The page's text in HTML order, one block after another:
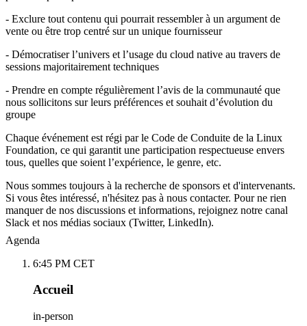
- Exclure tout contenu qui pourrait ressembler à un argument de
vente ou être trop centré sur un unique fournisseur
- Démocratiser l’univers et l’usage du cloud native au travers de
sessions majoritairement techniques
- Prendre en compte régulièrement l’avis de la communauté que
nous sollicitons sur leurs préférences et souhait d’évolution du
groupe
Chaque événement est régi par le Code de Conduite de la Linux
Foundation, ce qui garantit une participation respectueuse envers
tous, quelles que soient l’expérience, le genre, etc.
Nous sommes toujours à la recherche de sponsors et d'intervenants.
Si vous êtes intéressé, n'hésitez pas à nous contacter. Pour ne rien
manquer de nos discussions et informations, rejoignez notre canal
Slack et nos médias sociaux (Twitter, LinkedIn).
Agenda
6:45 PM CET
Accueil
in-person